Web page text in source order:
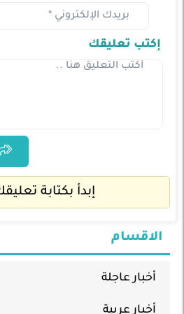
إكتب تعليقك
إبدأ بكتابة
الاقسام
أخبار عاجلة
أخبار عربية